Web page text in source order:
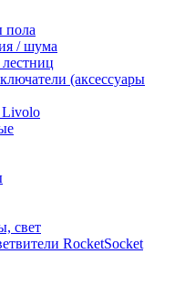
пола
/ шума
(аксессуары
свет
RocketSocket